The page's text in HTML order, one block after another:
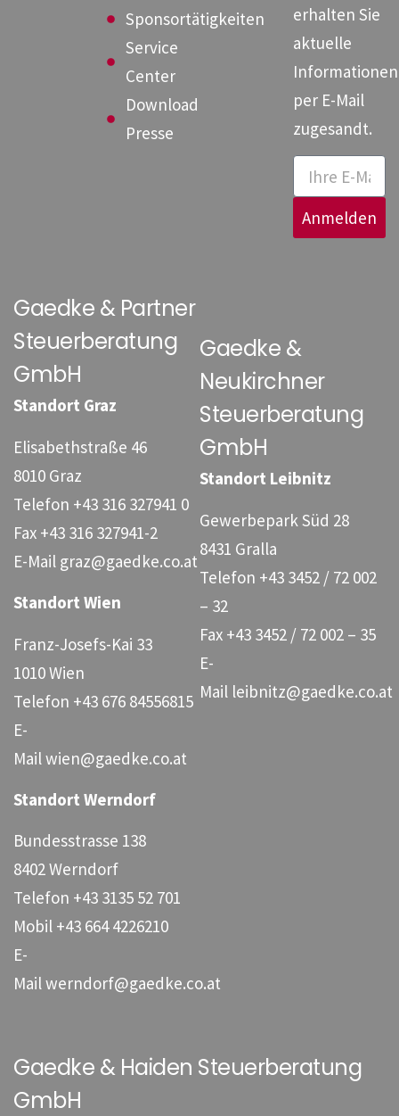
Erstellung einer
langfristigen
Planung und
konkret […]
Unterkunft
Appartement oder
bereitgestellt
wird. Stellt die
Arbeitgeberin bzw.
der Arbeitgeber
Wohnraum zur
Verfügung, so
begründet dies
einen geldwerten
Vorteil
welcher der vollen
Abgabenpflicht
unterliegt. Mit
Wirksamkeit ab
1.1.2025 […]
Sponsortätigkeiten
Service
Center
Download
Presse
erhalten Sie
aktuelle
Informationen
per E-Mail
zugesandt.
Anmelden
Gaedke & Partner
Steuerberatung
GmbH
Standort Graz
Elisabethstraße 46
8010 Graz
Telefon +43 316 327941 0
Fax +43 316 327941-2
E-Mail graz@gaedke.co.at
Standort Wien
Franz-Josefs-Kai 33
1010 Wien
Telefon +43 676 84556815
E-
Mail wien@gaedke.co.at
Standort Werndorf
Bundesstrasse 138
8402 Werndorf
Telefon +43 3135 52 701
Mobil +43 664 4226210
E-
Mailwerndorf@gaedke.co.at
Gaedke &
Neukirchner
Steuerberatung
GmbH
Standort Leibnitz
Gewerbepark Süd 28
8431 Gralla
Telefon +43 3452 / 72 002
– 32
Fax +43 3452 / 72 002 – 35
E-
Mail leibnitz@gaedke.co.at
Gaedke & Haiden Steuerberatung
GmbH